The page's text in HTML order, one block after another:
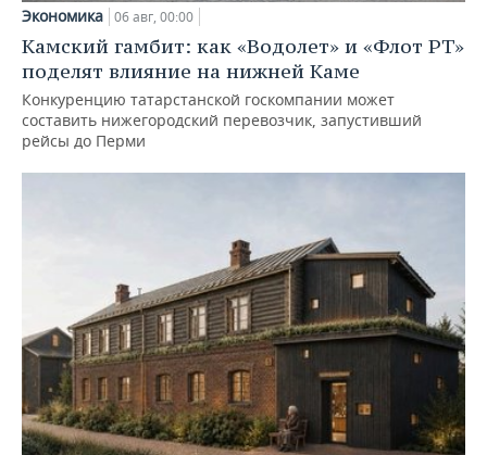
Экономика 06 авг, 00:00
Камский гамбит: как «Водолет» и «Флот РТ»
поделят влияние на нижней Каме
Конкуренцию татарстанской госкомпании может
составить нижегородский перевозчик, запустивший
рейсы до Перми